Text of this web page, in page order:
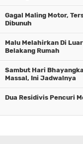
Gagal Maling Motor,
Dibunuh
Malu Melahirkan Di
Belakang Rumah
Sambut Hari
Massal, Ini Jadwalnya
Dua Residivis Pencuri